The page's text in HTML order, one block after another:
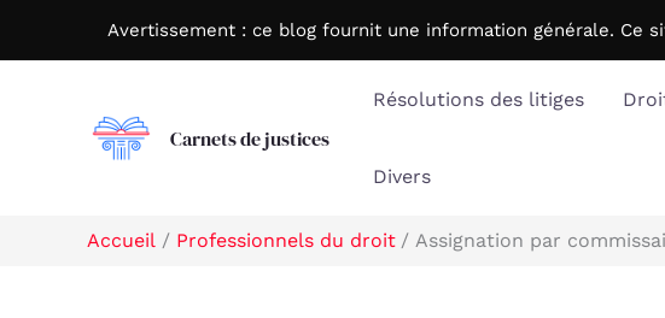
Avertissement : ce blog fournit une information générale. Ce
Carnets de justices
Résolutions des litiges
Divers
Accueil Professionnels du droit Assignation par